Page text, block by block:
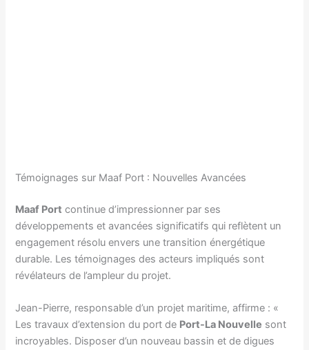
Témoignages sur Maaf Port : Nouvelles Avancées
Maaf Port continue d’impressionner par ses
développements et avancées significatifs qui reflètent un
engagement résolu envers une transition énergétique
durable. Les témoignages des acteurs impliqués sont
révélateurs de l’ampleur du projet.
Jean-Pierre, responsable d’un projet maritime, affirme : «
Les travaux d’extension du port de Port-La Nouvelle sont
incroyables. Disposer d’un nouveau bassin et de digues